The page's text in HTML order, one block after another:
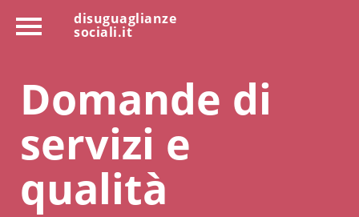
disuguaglianze
sociali.it
Domande di
servizi e
qualità